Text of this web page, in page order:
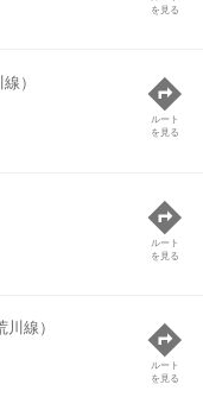
を見る
）
ルート
を見る
ルート
を見る
線）
ルート
を見る